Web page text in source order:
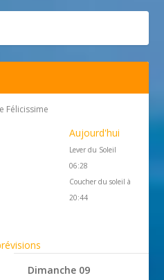
Félicissime
Aujourd'hui
Lever du Soleil
06:28
Coucher du soleil à
20:44
Dimanche 09